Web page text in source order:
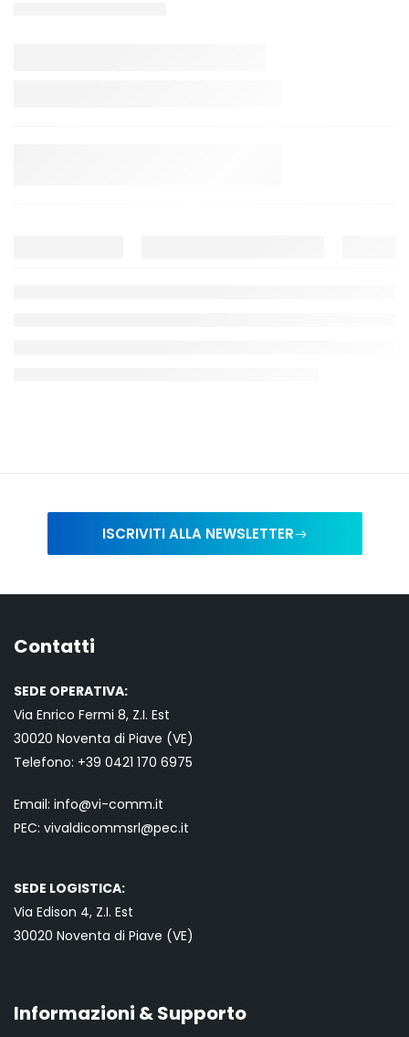
ISCRIVITI ALLA NEWSLETTER
Contatti
SEDE OPERATIVA:
Via Enrico Fermi 8, Z.I. Est
30020 Noventa di Piave (VE)
Telefono: +39 0421 170 6975
Email: info@vi-comm.it
PEC: vivaldicommsrl@pec.it
SEDE LOGISTICA:
Via Edison 4, Z.I. Est
30020 Noventa di Piave (VE)
Informazioni & Supporto